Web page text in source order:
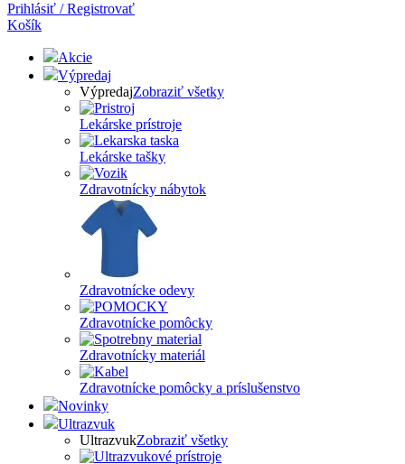
Prihlásiť / Registrovať
Košík
Akcie
Výpredaj
VýpredajZobraziť všetky
Lekárske prístroje
Lekárske tašky
Zdravotnícky nábytok
Zdravotnícke odevy
Zdravotnícke pomôcky
Zdravotnícky materiál
Zdravotnícke pomôcky a príslušenstvo
Novinky
Ultrazvuk
UltrazvukZobraziť všetky